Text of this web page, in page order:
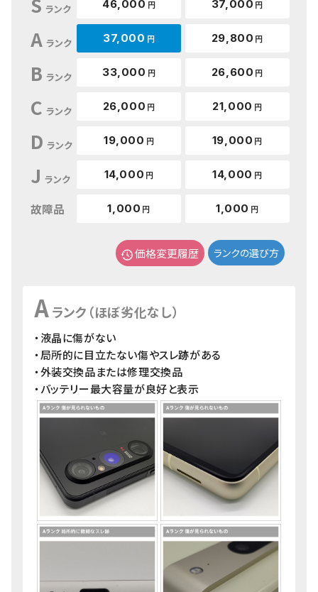
ランク 46,000 円 37,000 円
A ランク 37,000 円 29,800 円
B ランク 33,000 円 26,600 円
C ランク 26,000 円 21,000 円
D ランク 19,000 円 19,000 円
J ランク 14,000 円 14,000 円
故障品 1,000 円 1,000 円
価格変更履歴 ランクの選び方
Aランク（ほぼ劣化なし）
・液晶に傷がない
・局所的に目立たない傷やスレ跡がある
・外装交換品または修理交換品
・バッテリー最大容量が良好と表示